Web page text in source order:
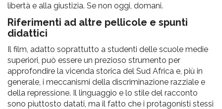
libertà e alla giustizia. Se non oggi, domani.
Riferimenti ad altre pellicole e spunti
didattici
Il film, adatto soprattutto a studenti delle scuole medie
superiori, può essere un prezioso strumento per
approfondire la vicenda storica del Sud Africa e, più in
generale, i meccanismi della discriminazione razziale e
della repressione. Il linguaggio e lo stile del racconto
sono piuttosto datati, ma il fatto che i protagonisti stessi